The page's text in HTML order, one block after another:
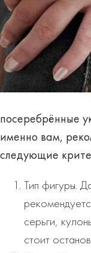
посеребрённые
именно вам,
следующие
Тип фигуры.
серьги,
стоит